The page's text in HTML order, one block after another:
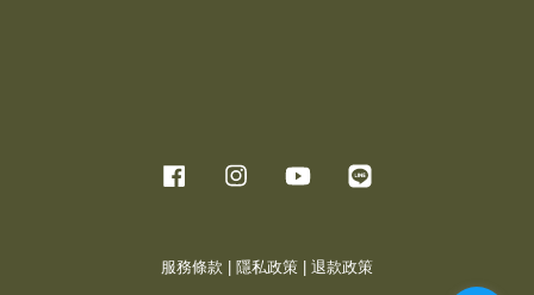
Facebook Instagram YouTube
服務條款 隱私政策 退款政策